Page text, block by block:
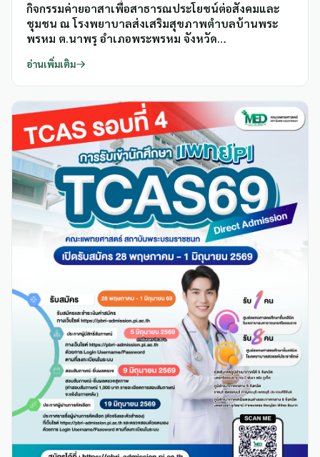
กิจกรรมค่ายอาสาเพื่อสาธารณประโยชน์ต่อสังคมและ
ชุมชน ณ โรงพยาบาลส่งเสริมสุขภาพตำบลบ้านพระ
พรหม ต.นาพรุ อำเภอพระพรหม จังหวัด
นครศรีธรรมราช
อ่านเพิ่มเติม